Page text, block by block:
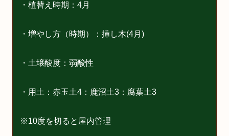
・植替え時期：4月
・増やし方（時期）：挿し木(4月)
・土壌酸度：弱酸性
・用土：赤玉土4：鹿沼土3：腐葉土3
※10度を切ると屋内管理